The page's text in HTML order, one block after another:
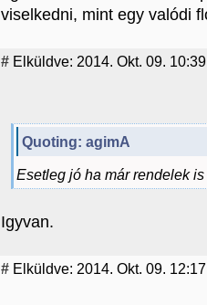
viselkedni, mint egy valódi
# Elküldve: 2014. Okt. 09. 10:39
Quoting: agimA
Esetleg jó ha már rendelek
Igyvan.
# Elküldve: 2014. Okt. 09. 12:17